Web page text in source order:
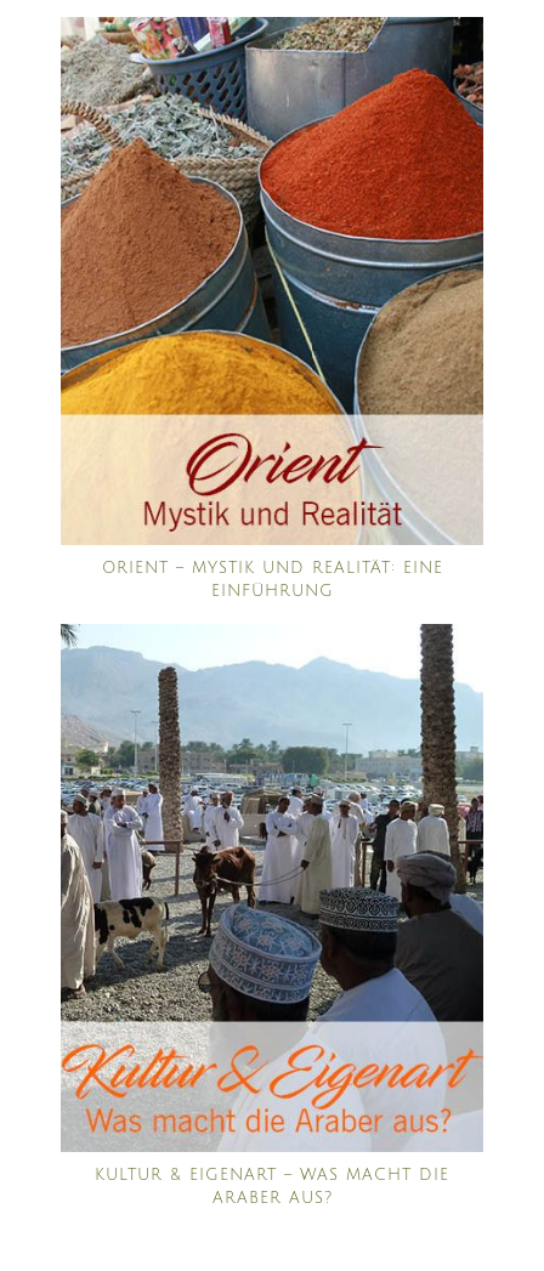
ORIENT – MYSTIK UND REALITÄT: EINE
EINFÜHRUNG
KULTUR & EIGENART – WAS MACHT DIE
ARABER AUS?